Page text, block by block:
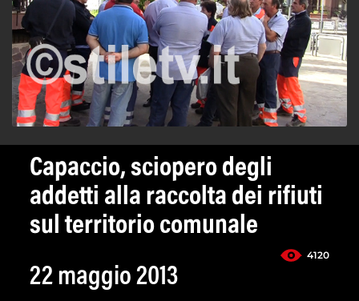
Capaccio, sciopero degli
addetti alla raccolta dei rifiuti
sul territorio comunale
4120
22 maggio 2013